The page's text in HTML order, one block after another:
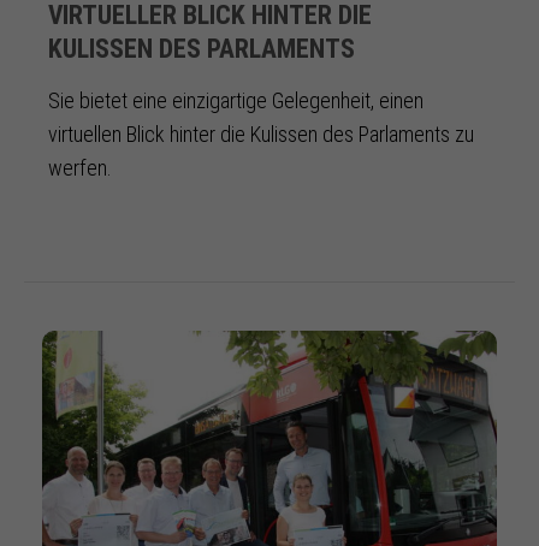
VIRTUELLER BLICK HINTER DIE
KULISSEN DES PARLAMENTS
Sie bietet eine einzigartige Gelegenheit, einen
virtuellen Blick hinter die Kulissen des Parlaments zu
werfen.